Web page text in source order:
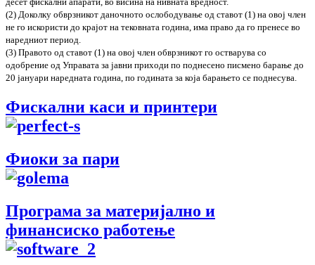
(2) Доколку обврзникот даночното ослободување од ставот (1) на овој член
не го искористи до крајот на тековната година, има право да го пренесе во
наредниот период.
(3) Правото од ставот (1) на овој член обврзникот го остварува со
одобрение од Управата за јавни приходи по поднесено писмено барање до
20 јануари наредната година, по годината за која барањето се поднесува.
Фискални каси и принтери
Фиоки за пари
Програма за материјално и
финансиско работење